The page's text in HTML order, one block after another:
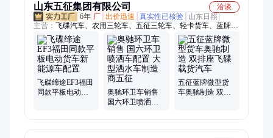
山东五征集团有限公司
洽谈
6年 厂 出价迅速 真实性已核验
山东日照
主营： 飞碟汽车、农用三轮车、五征三轮车、轻卡货车、蓝牌货
车、自卸货车、新能源货车、厢式货车、拉货电动三轮车、全封
闭电动三轮车、柴油三轮车、拖拉机、环卫设备、家用三轮车
飞碟缔途EF3福田
同款平板电动货
奥驰环卫车销售
国六环卫喷洒车
五征蓝牌微型货
车奥驰制造 双排